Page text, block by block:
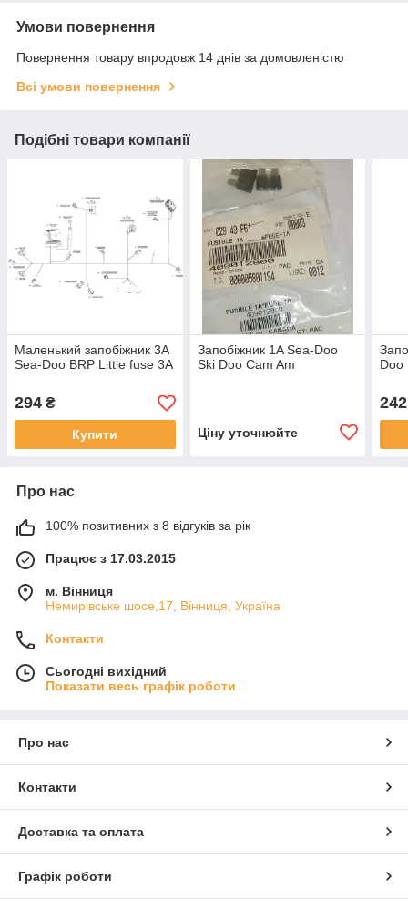
Умови повернення
Повернення товару впродовж 14 днів за домовленістю
Всі умови повернення
Подібні товари компанії
Маленький запобіжник 3А
Sea-Doo BRP Little fuse 3А
294 ₴
Купити
Запобіжник 1A Sea-Doo
Ski Doo Cam Am
Ціну уточнюйте
Doo
242
Про нас
100% позитивних з 8 відгуків за рік
Працює з 17.03.2015
м. Вінниця
Немирівське шосе,17, Вінниця, Україна
Контакти
Сьогодні вихідний
Показати весь графік роботи
Про нас
Контакти
Доставка та оплата
Графік роботи